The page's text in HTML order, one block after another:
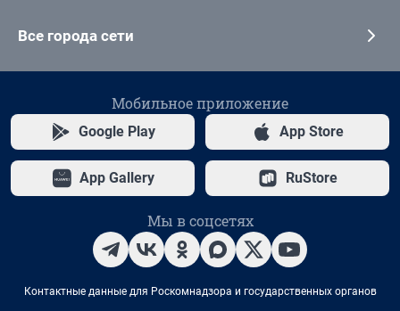
Все города сети
Мобильное приложение
Google Play App Store
App Gallery RuStore
Мы в соцсетях
Контактные данные для Роскомнадзора и государственных органов